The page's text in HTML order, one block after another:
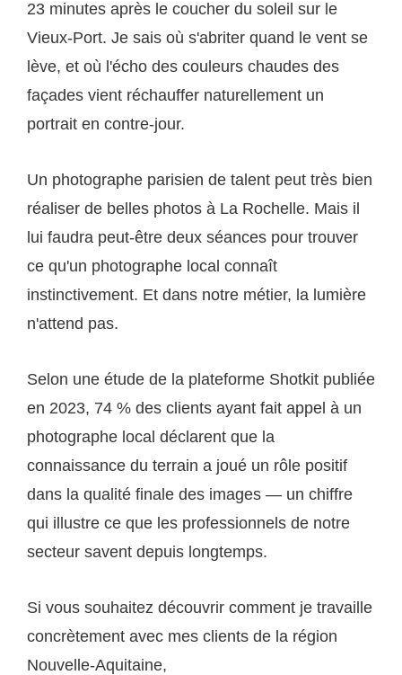
23 minutes après le coucher du soleil sur le
Vieux-Port. Je sais où s'abriter quand le vent se
lève, et où l'écho des couleurs chaudes des
façades vient réchauffer naturellement un
portrait en contre-jour.
Un photographe parisien de talent peut très bien
réaliser de belles photos à La Rochelle. Mais il
lui faudra peut-être deux séances pour trouver
ce qu'un photographe local connaît
instinctivement. Et dans notre métier, la lumière
n'attend pas.
Selon une étude de la plateforme Shotkit publiée
en 2023, 74 % des clients ayant fait appel à un
photographe local déclarent que la
connaissance du terrain a joué un rôle positif
dans la qualité finale des images — un chiffre
qui illustre ce que les professionnels de notre
secteur savent depuis longtemps.
Si vous souhaitez découvrir comment je travaille
concrètement avec mes clients de la région
Nouvelle-Aquitaine,